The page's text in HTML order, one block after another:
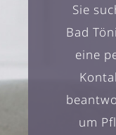
Sie
Bad
eine
um